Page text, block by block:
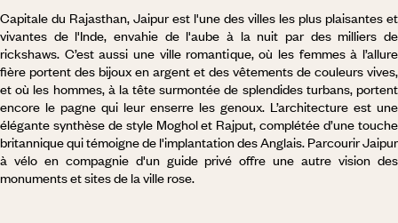
Capitale du Rajasthan, Jaipur est l'une des villes les plus plaisantes et
vivantes de l'Inde, envahie de l'aube à la nuit par des milliers de
rickshaws. C’est aussi une ville romantique, où les femmes à l’allure
fière portent des bijoux en argent et des vêtements de couleurs vives,
et où les hommes, à la tête surmontée de splendides turbans, portent
encore le pagne qui leur enserre les genoux. L’architecture est une
élégante synthèse de style Moghol et Rajput, complétée d’une touche
britannique qui témoigne de l'implantation des Anglais. Parcourir Jaipur
à vélo en compagnie d'un guide privé offre une autre vision des
monuments et sites de la ville rose.